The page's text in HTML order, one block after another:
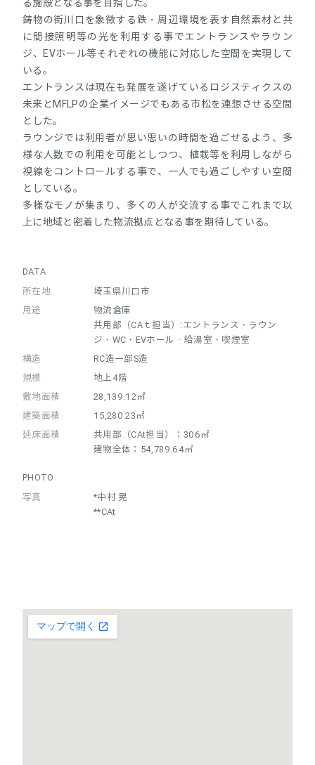
る施設となる事を目指した。
鋳物の街川口を象徴する鉄・周辺環境を表す自然素材と共
に間接照明等の光を利用する事でエントランスやラウン
ジ、EVホール等それぞれの機能に対応した空間を実現して
いる。
エントランスは現在も発展を遂げているロジスティクスの
未来とMFLPの企業イメージでもある市松を連想させる空間
とした。
ラウンジでは利用者が思い思いの時間を過ごせるよう、多
様な人数での利用を可能としつつ、植栽等を利用しながら
視線をコントロールする事で、一人でも過ごしやすい空間
としている。
多様なモノが集まり、多くの人が交流する事でこれまで以
上に地域と密着した物流拠点となる事を期待している。
DATA
所在地
埼玉県川口市
用途
物流倉庫
共用部（CAｔ担当）:エントランス・ラウン
ジ・WC・EVホール・給湯室・喫煙室
構造
RC造一部S造
規模
地上4階
敷地面積
28,139.12㎡
建築面積
15,280.23㎡
延床面積
共用部（CAt担当）：306㎡
建物全体：54,789.64㎡
PHOTO
写真
*中村 晃
**CAt